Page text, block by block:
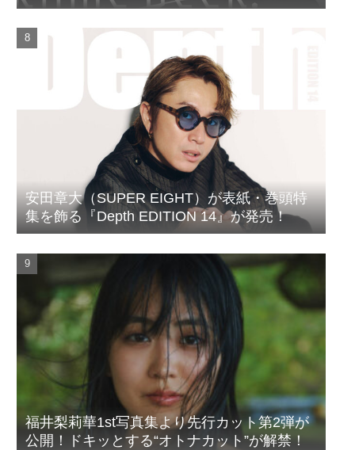
ルがついに完成
安田章大（SUPER EIGHT）が表紙・巻頭特
集を飾る『Depth EDITION 14』が発売！
福井梨莉華1st写真集より先行カット第2弾が
公開！ドキッとする“オトナカット”が解禁！